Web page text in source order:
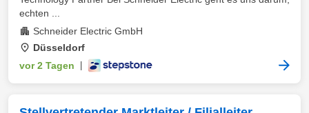
echten ...
Schneider Electric GmbH
Düsseldorf
vor 2 Tagen